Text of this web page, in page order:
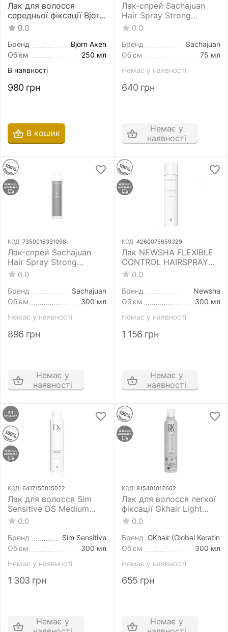
Лак для волосся
середньої фіксації Bjorn
Axen Just Right
Hairspray Perfect Strong
Hold For Flexible Fixation
And Shine 250 мл
0.0
Бренд
Bjorn Axen
Об'єм
250 мл
В наявності
980 грн
В кошик
Лак-спрей Sachajuan
Hair Spray Strong
Control 75 мл для
волосся сильної
фіксації
0.0
Бренд
Sachajuan
Об'єм
75 мл
Немає у наявності
640 грн
Немає у
наявності
КОД: 7350016331098
Лак-спрей Sachajuan
Hair Spray Strong
Control 300 мл для
волосся сильної
фіксації
0.0
Бренд
Sachajuan
Об'єм
300 мл
Немає у наявності
896 грн
Немає у
наявності
КОД: 4260075659329
Лак NEWSHA FLEXIBLE
CONTROL HAIRSPRAY
300 мл середньої і
гнучкої фіксації
0.0
Бренд
Newsha
Об'єм
300 мл
Немає у наявності
1 156 грн
Немає у
наявності
КОД: 6417150015022
Лак для волосся Sim
Sensitive DS Medium
Hold Hairspray 300 мл
середньої фіксації
0.0
Бренд
Sim Sensitive
Об'єм
300 мл
Немає у наявності
1 303 грн
Немає у
КОД: 815401012602
Лак для волосся легкої
фіксації Gkhair Light
Hold HairSpray 300 мл
0.0
Бренд
GKhair (Global Keratin)
Об'єм
300 мл
Немає у наявності
655 грн
Немає у